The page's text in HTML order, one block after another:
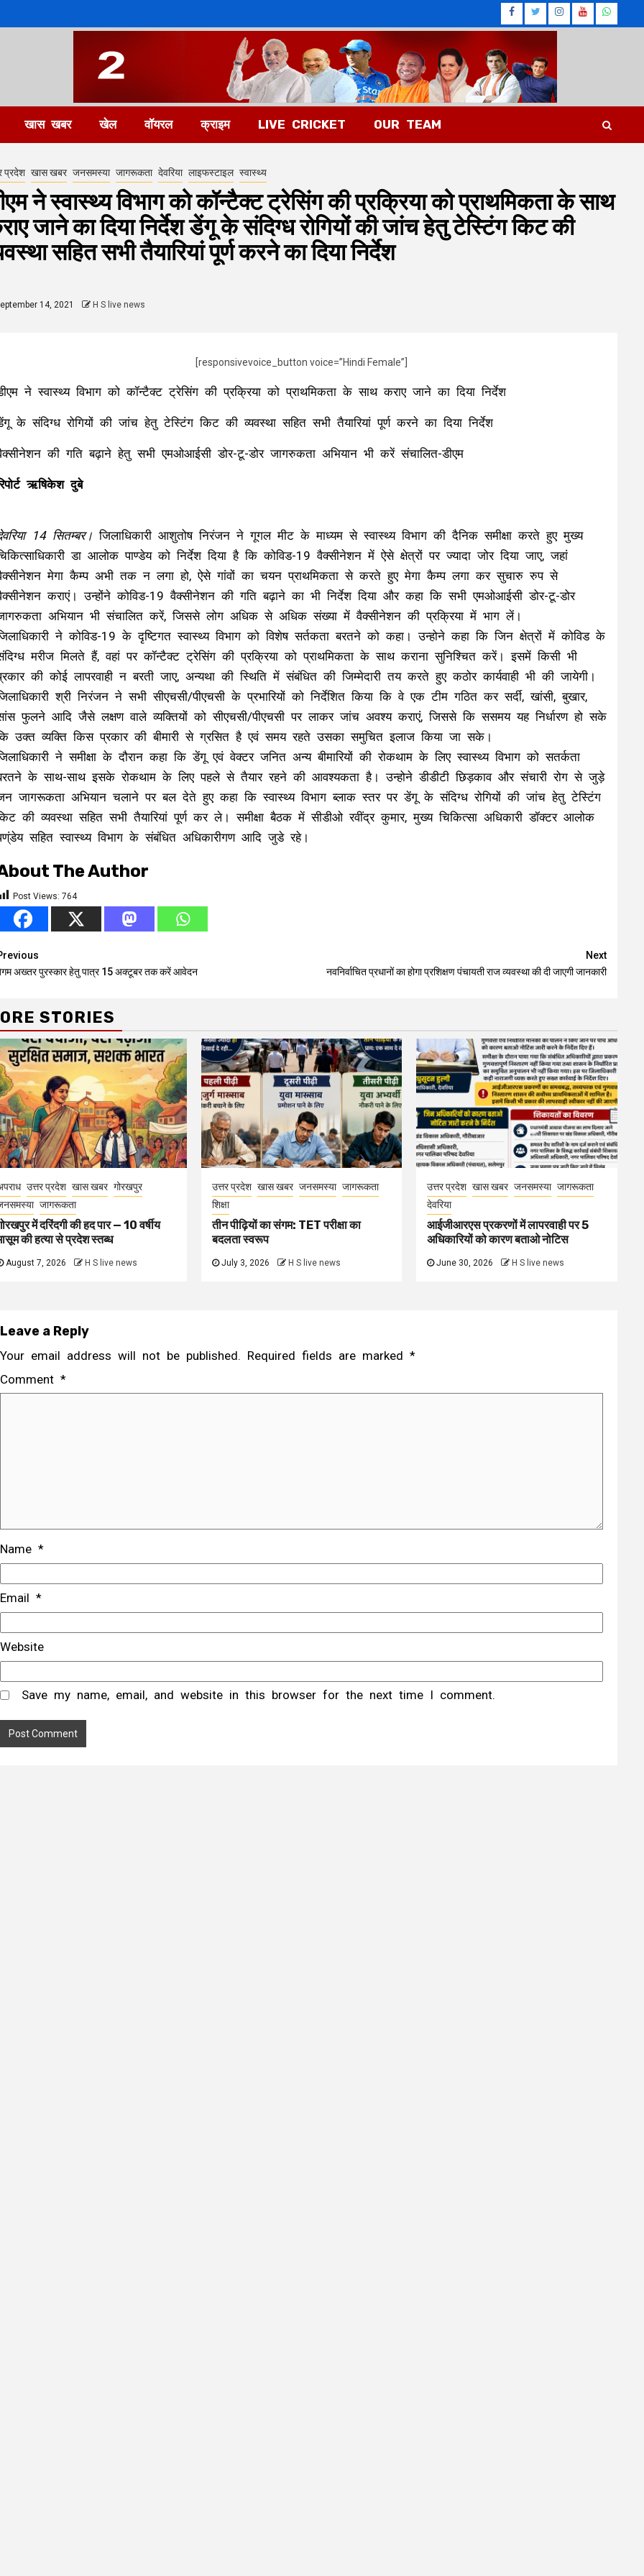
Facebook
Twitter
Instagram
खास खबर खेल वॉयरल क्राइम LIVE CRICKET OUR TEAM
प्रदेश खास खबर जनसमस्या जागरूकता देवरिया लाइफस्टाइल स्वास्थ्य
ने स्वास्थ्य विभाग को कॉन्टैक्ट ट्रेसिंग की प्रक्रिया को प्राथमिकता के साथ
जाने का दिया निर्देश डेंगू के संदिग्ध रोगियों की जांच हेतु टेस्टिंग किट की
सहित सभी तैयारियां पूर्ण करने का दिया निर्देश
14, 2021 H S live news
[responsivevoice_button voice=”Hindi Female”]
ने स्वास्थ्य विभाग को कॉन्टैक्ट ट्रेसिंग की प्रक्रिया को प्राथमिकता के साथ कराए जाने का दिया निर्देश
के संदिग्ध रोगियों की जांच हेतु टेस्टिंग किट की व्यवस्था सहित सभी तैयारियां पूर्ण करने का दिया निर्देश
की गति बढ़ाने हेतु सभी एमओआईसी डोर-टू-डोर जागरुकता अभियान भी करें संचालित-डीएम
ऋषिकेश दुबे
14 सितम्बर। जिलाधिकारी आशुतोष निरंजन ने गूगल मीट के माध्यम से स्वास्थ्य विभाग की दैनिक समीक्षा करते हुए मुख्य
डा आलोक पाण्डेय को निर्देश दिया है कि कोविड-19 वैक्सीनेशन में ऐसे क्षेत्रों पर ज्यादा जोर दिया जाए, जहां
मेगा कैम्प अभी तक न लगा हो, ऐसे गांवों का चयन प्राथमिकता से करते हुए मेगा कैम्प लगा कर सुचारु रुप से
कराएं। उन्होंने कोविड-19 वैक्सीनेशन की गति बढ़ाने का भी निर्देश दिया और कहा कि सभी एमओआईसी डोर-टू-डोर
अभियान भी संचालित करें, जिससे लोग अधिक से अधिक संख्या में वैक्सीनेशन की प्रक्रिया में भाग लें।
ने कोविड-19 के दृष्टिगत स्वास्थ्य विभाग को विशेष सर्तकता बरतने को कहा। उन्होने कहा कि जिन क्षेत्रों में कोविड के
मरीज मिलते हैं, वहां पर कॉन्टैक्ट ट्रेसिंग की प्रक्रिया को प्राथमिकता के साथ कराना सुनिश्चित करें। इसमें किसी भी
की कोई लापरवाही न बरती जाए, अन्यथा की स्थिति में संबंधित की जिम्मेदारी तय करते हुए कठोर कार्यवाही भी की जायेगी।
श्री निरंजन ने सभी सीएचसी/पीएचसी के प्रभारियों को निर्देशित किया कि वे एक टीम गठित कर सर्दी, खांसी, बुखार,
फुलने आदि जैसे लक्षण वाले व्यक्तियों को सीएचसी/पीएचसी पर लाकर जांच अवश्य कराएं, जिससे कि ससमय यह निर्धारण हो सके
उक्त व्यक्ति किस प्रकार की बीमारी से ग्रसित है एवं समय रहते उसका समुचित इलाज किया जा सके।
ने समीक्षा के दौरान कहा कि डेंगू एवं वेक्टर जनित अन्य बीमारियों की रोकथाम के लिए स्वास्थ्य विभाग को सतर्कता
के साथ-साथ इसके रोकथाम के लिए पहले से तैयार रहने की आवश्यकता है। उन्होने डीडीटी छिड़काव और संचारी रोग से जुड़े
जागरूकता अभियान चलाने पर बल देते हुए कहा कि स्वास्थ्य विभाग ब्लाक स्तर पर डेंगू के संदिग्ध रोगियों की जांच हेतु टेस्टिंग
की व्यवस्था सहित सभी तैयारियां पूर्ण कर ले। समीक्षा बैठक में सीडीओ रवींद्र कुमार, मुख्य चिकित्सा अधिकारी डॉक्टर आलोक
सहित स्वास्थ्य विभाग के संबंधित अधिकारीगण आदि जुडे रहे।
The Author
Post Views: 764
अख्तर पुरस्कार हेतु पात्र 15 अक्टूबर तक करें आवेदन
Next
नवनिर्वाचित प्रधानों का होगा प्रशिक्षण पंचायती राज व्यवस्था की दी जाएगी जानकारी
STORIES
उत्तर प्रदेश खास खबर गोरखपुर
जागरूकता
में दरिंदगी की हद पार — 10 वर्षीय
की हत्या से प्रदेश स्तब्ध
August 7, 2026 H S live news
उत्तर प्रदेश खास खबर जनसमस्या जागरूकता
शिक्षा
तीन पीढ़ियों का संगम: TET परीक्षा का
बदलता स्वरूप
July 3, 2026 H S live news
उत्तर प्रदेश खास खबर जनसमस्या जागरूकता
देवरिया
आईजीआरएस प्रकरणों में लापरवाही पर 5
अधिकारियों को कारण बताओ नोटिस
June 30, 2026 H S live news
Leave a Reply
Your email address will not be published. Required fields are marked *
Comment *
Name *
Email *
Website
Save my name, email, and website in this browser for the next time I comment.